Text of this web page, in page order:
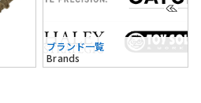
ブランド一覧
Brands